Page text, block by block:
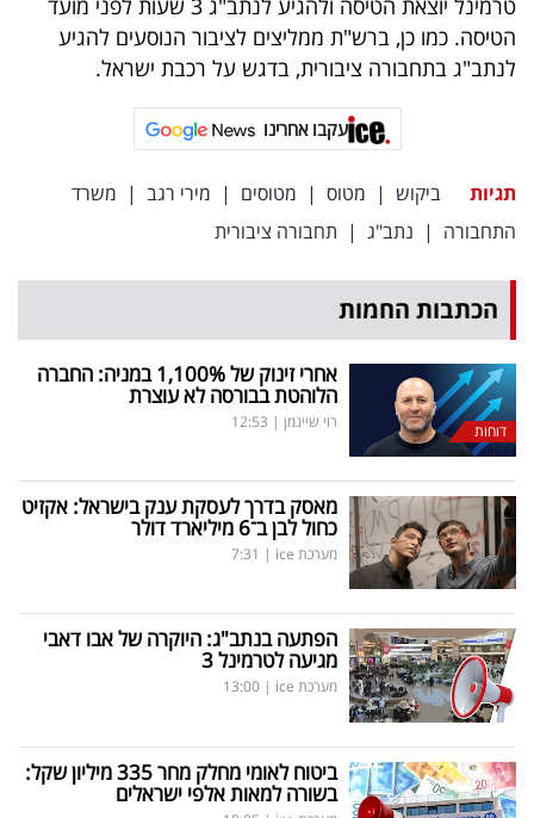
טרמינל יוצאת הטיסה ולהגיע לנתב"ג 3 שעות לפני מועד
הטיסה. כמו כן, ברש"ת ממליצים לציבור הנוסעים להגיע
לנתב"ג בתחבורה ציבורית, בדגש על רכבת ישראל.
עקבו אחרינו
תגיות ביקוש | מטוס | מטוסים | מירי רגב | משרד
התחבורה | נתב"ג | תחבורה ציבורית
הכתבות החמות
דוחות
אחרי זינוק של 1,100% במניה: החברה
הלוהטת בבורסה לא עוצרת
רוי שיינמן |
12:53
מאסק בדרך לעסקת ענק בישראל: אקזיט
כחול לבן ב־6 מיליארד דולר
מערכת ice |
7:31
הפתעה בנתב"ג: היוקרה של אבו דאבי
מגיעה לטרמינל 3
מערכת ice |
13:00
ביטוח לאומי מחלק מחר 335 מיליון שקל:
בשורה למאות אלפי ישראלים